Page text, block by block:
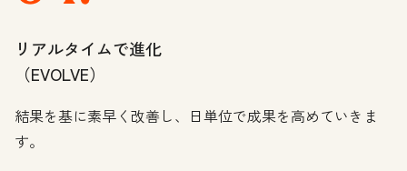
リアルタイムで進化
（EVOLVE）
結果を基に素早く改善し、日単位で成果を高めていきま
す。